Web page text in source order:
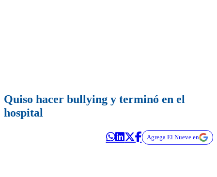
Quiso hacer bullying y terminó en el
hospital
Agrega El Nueve en